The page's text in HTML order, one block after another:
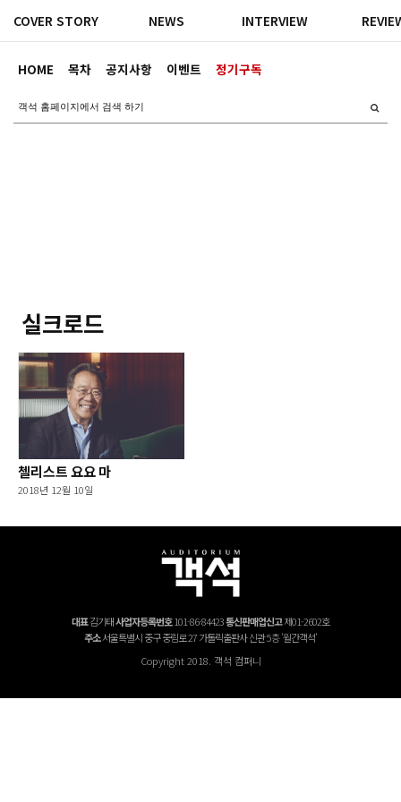
HOME 목차 공지사항 이벤트 정기구독
COVER STORY NEWS INTERVIEW
실크로드
첼리스트 요요 마
2018년 12월 10일
대표김기태사업자등록번호101-86-84423통신판매업신고제01-2602호
주소서울특별시 중구 중림로 27 가톨릭출판사 신관 5층 '월간객석'
Copyright 2018. 객석 컴퍼니